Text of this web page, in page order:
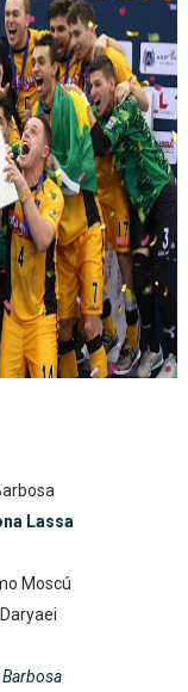
- Las Utah
(Oklahoma City,
Pogacar
Norris consigue
Unidos
(París,
Lassa
Moscú